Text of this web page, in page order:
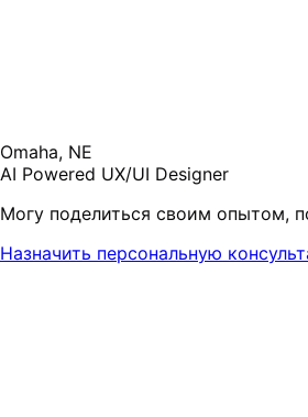
Omaha, NE
AI Powered UX/UI Designer
Могу поделиться своим опытом,
Назначить персональную